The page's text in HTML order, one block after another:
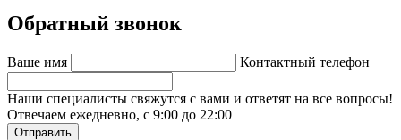
Обратный звонок
Ваше имя Контактный телефон
Наши специалисты свяжутся с вами и ответят на все вопросы!
Отвечаем ежедневно, с 9:00 до 22:00
Отправить